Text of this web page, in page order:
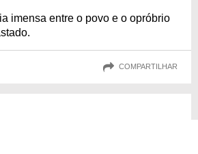
imensa entre o povo e o opróbrio
COMPARTILHAR